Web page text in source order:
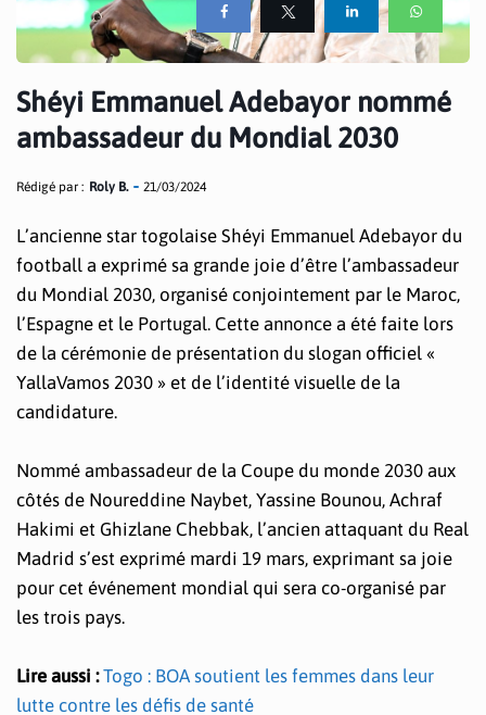
Shéyi Emmanuel Adebayor nommé
ambassadeur du Mondial 2030
Rédigé par : Roly B. 21/03/2024
L’ancienne star togolaise Shéyi Emmanuel Adebayor du
football a exprimé sa grande joie d’être l’ambassadeur
du Mondial 2030, organisé conjointement par le Maroc,
l’Espagne et le Portugal. Cette annonce a été faite lors
de la cérémonie de présentation du slogan officiel «
YallaVamos 2030 » et de l’identité visuelle de la
candidature.
Nommé ambassadeur de la Coupe du monde 2030 aux
côtés de Noureddine Naybet, Yassine Bounou, Achraf
Hakimi et Ghizlane Chebbak, l’ancien attaquant du Real
Madrid s’est exprimé mardi 19 mars, exprimant sa joie
pour cet événement mondial qui sera co-organisé par
les trois pays.
Lire aussi :Togo : BOA soutient les femmes dans leur
lutte contre les défis de santé